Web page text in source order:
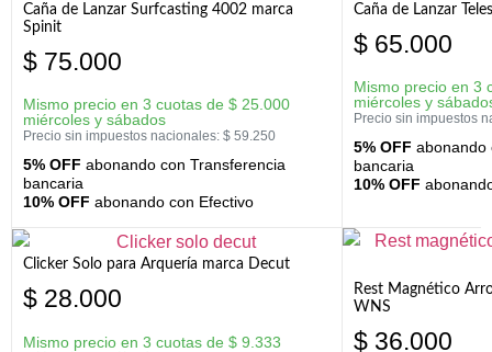
Caña de Lanzar Surfcasting 4002 marca
Spinit
$ 75.000
Mismo precio en 3 cuotas de $ 25.000
miércoles y sábados
Precio sin impuestos nacionales: $ 59.250
5% OFF abonando con Transferencia
bancaria
10% OFF abonando con Efectivo
Caña de Lanzar
$ 65.000
Mismo precio en 3
miércoles y
Precio sin impuestos
5% OFF abonando
bancaria
10% OFF
Clicker Solo para Arquería marca Decut
$ 28.000
Mismo precio en 3 cuotas de $ 9.333
Rest Magnético
WNS
$ 36.000